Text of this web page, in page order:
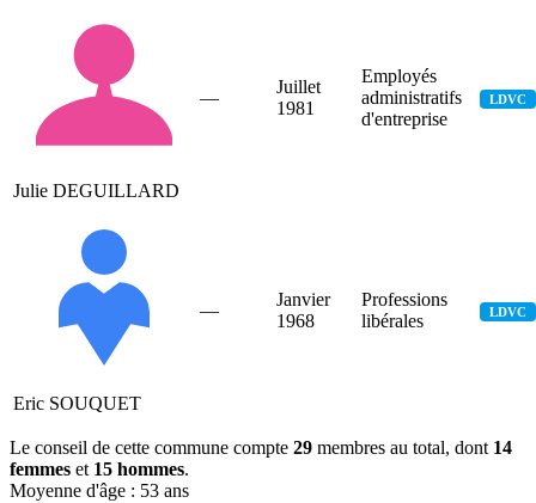
Julie DEGUILLARD
—
Juillet
1981
Employés
administratifs
d'entreprise
LDVC
Eric SOUQUET
—
Janvier
1968
Professions
libérales
LDVC
Le conseil de cette commune compte 29 membres au total, dont 14
femmes et 15 hommes.
Moyenne d'âge : 53 ans